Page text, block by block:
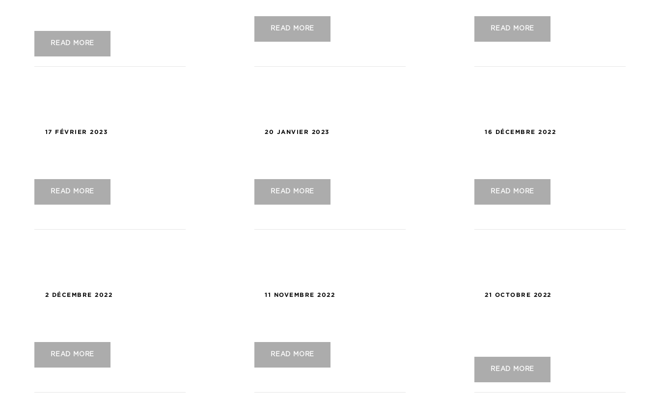
READ MORE
READ MORE READ MORE
17 FÉVRIER 2023
READ MORE
20 JANVIER 2023
READ MORE
16 DÉCEMBRE 2022
READ MORE
2 DÉCEMBRE 2022
READ MORE
11 NOVEMBRE 2022
READ MORE
21 OCTOBRE 2022
READ MORE